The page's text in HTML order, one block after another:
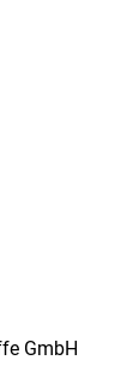
GmbH